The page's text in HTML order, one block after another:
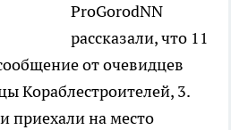
ProGorodNN
рассказали, что 11
от очевидцев
Кораблестроителей, 3.
приехали на место